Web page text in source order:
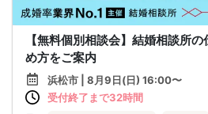
【無料個別相談会】結婚相談所
め方をご案内
浜松市 | 8月9日(日) 16:00〜
受付終了まで32時間